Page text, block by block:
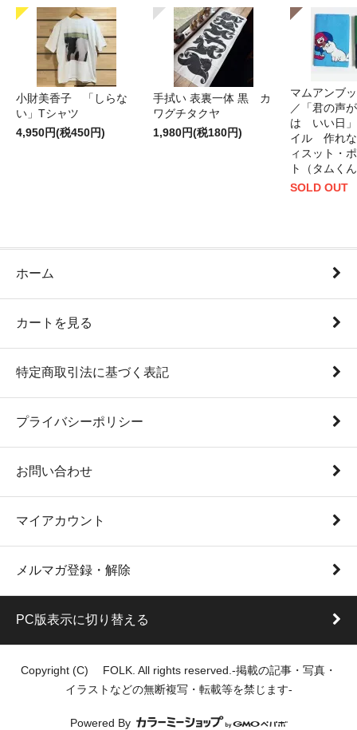
小財美香子 「しらな
い」Tシャツ
4,950円(税450円)
手拭い 表裏一体 黒 カ
ワグチタクヤ
1,980円(税180円)
マムアンブ
／「君の声
は いい日」
イル 作れ
ィスット・
ト（タムく
SOLD OUT
ホーム
カートを見る
特定商取引法に基づく表記
プライバシーポリシー
お問い合わせ
マイアカウント
メルマガ登録・解除
PC版表示に切り替える
Copyright (C) FOLK. All rights reserved.-掲載の記事・写真・
イラストなどの無断複写・転載等を禁じます-
Powered By